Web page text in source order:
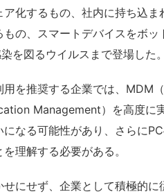
化するもの、社内に持ち込
の、スマートデバイスをボ
を図るウイルスまで登場した。
を推奨する企業では、MDM
Management）を高度に
なる可能性があり、さらに
理解する必要がある。
にせず、企業として積極的に